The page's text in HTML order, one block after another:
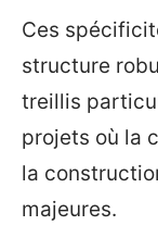
Ces
structure
treillis
projets où la
la
majeures.